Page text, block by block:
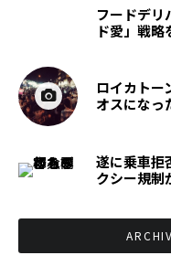
フードデ
ド愛」戦略
ロイカトー
オスになっ
遂に乗車拒
クシー規制